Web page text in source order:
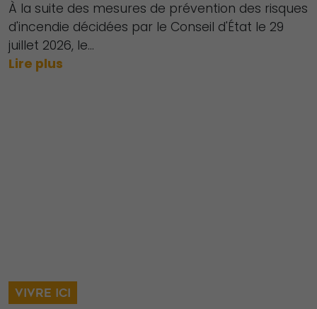
À la suite des mesures de prévention des risques
d'incendie décidées par le Conseil d'État le 29
juillet 2026, le...
Lire plus
VIVRE ICI
sont
nécessaires au